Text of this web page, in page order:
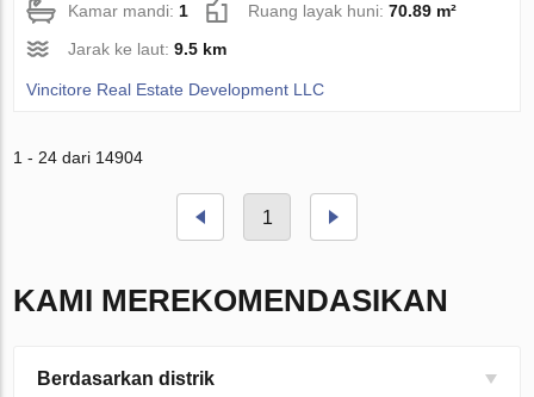
Kamar mandi:1 Ruang layak huni:70.89 m²
Jarak ke laut:9.5 km
Vincitore Real Estate Development LLC
1 - 24 dari 14904
1
KAMI MEREKOMENDASIKAN
Berdasarkan distrik